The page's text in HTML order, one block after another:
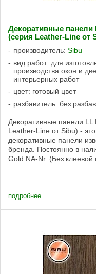
Декоративные панели
(серия Leather-Line от
производитель: Sibu
вид работ: для
производства окон и
интерьерных работ
цвет: готовый цвет
разбавитель: без
Декоративные панели
Leather-Line от Sibu) -
декоративные панели
бренда. Постоянно в
Gold NA-Nr. (Без
подробнее